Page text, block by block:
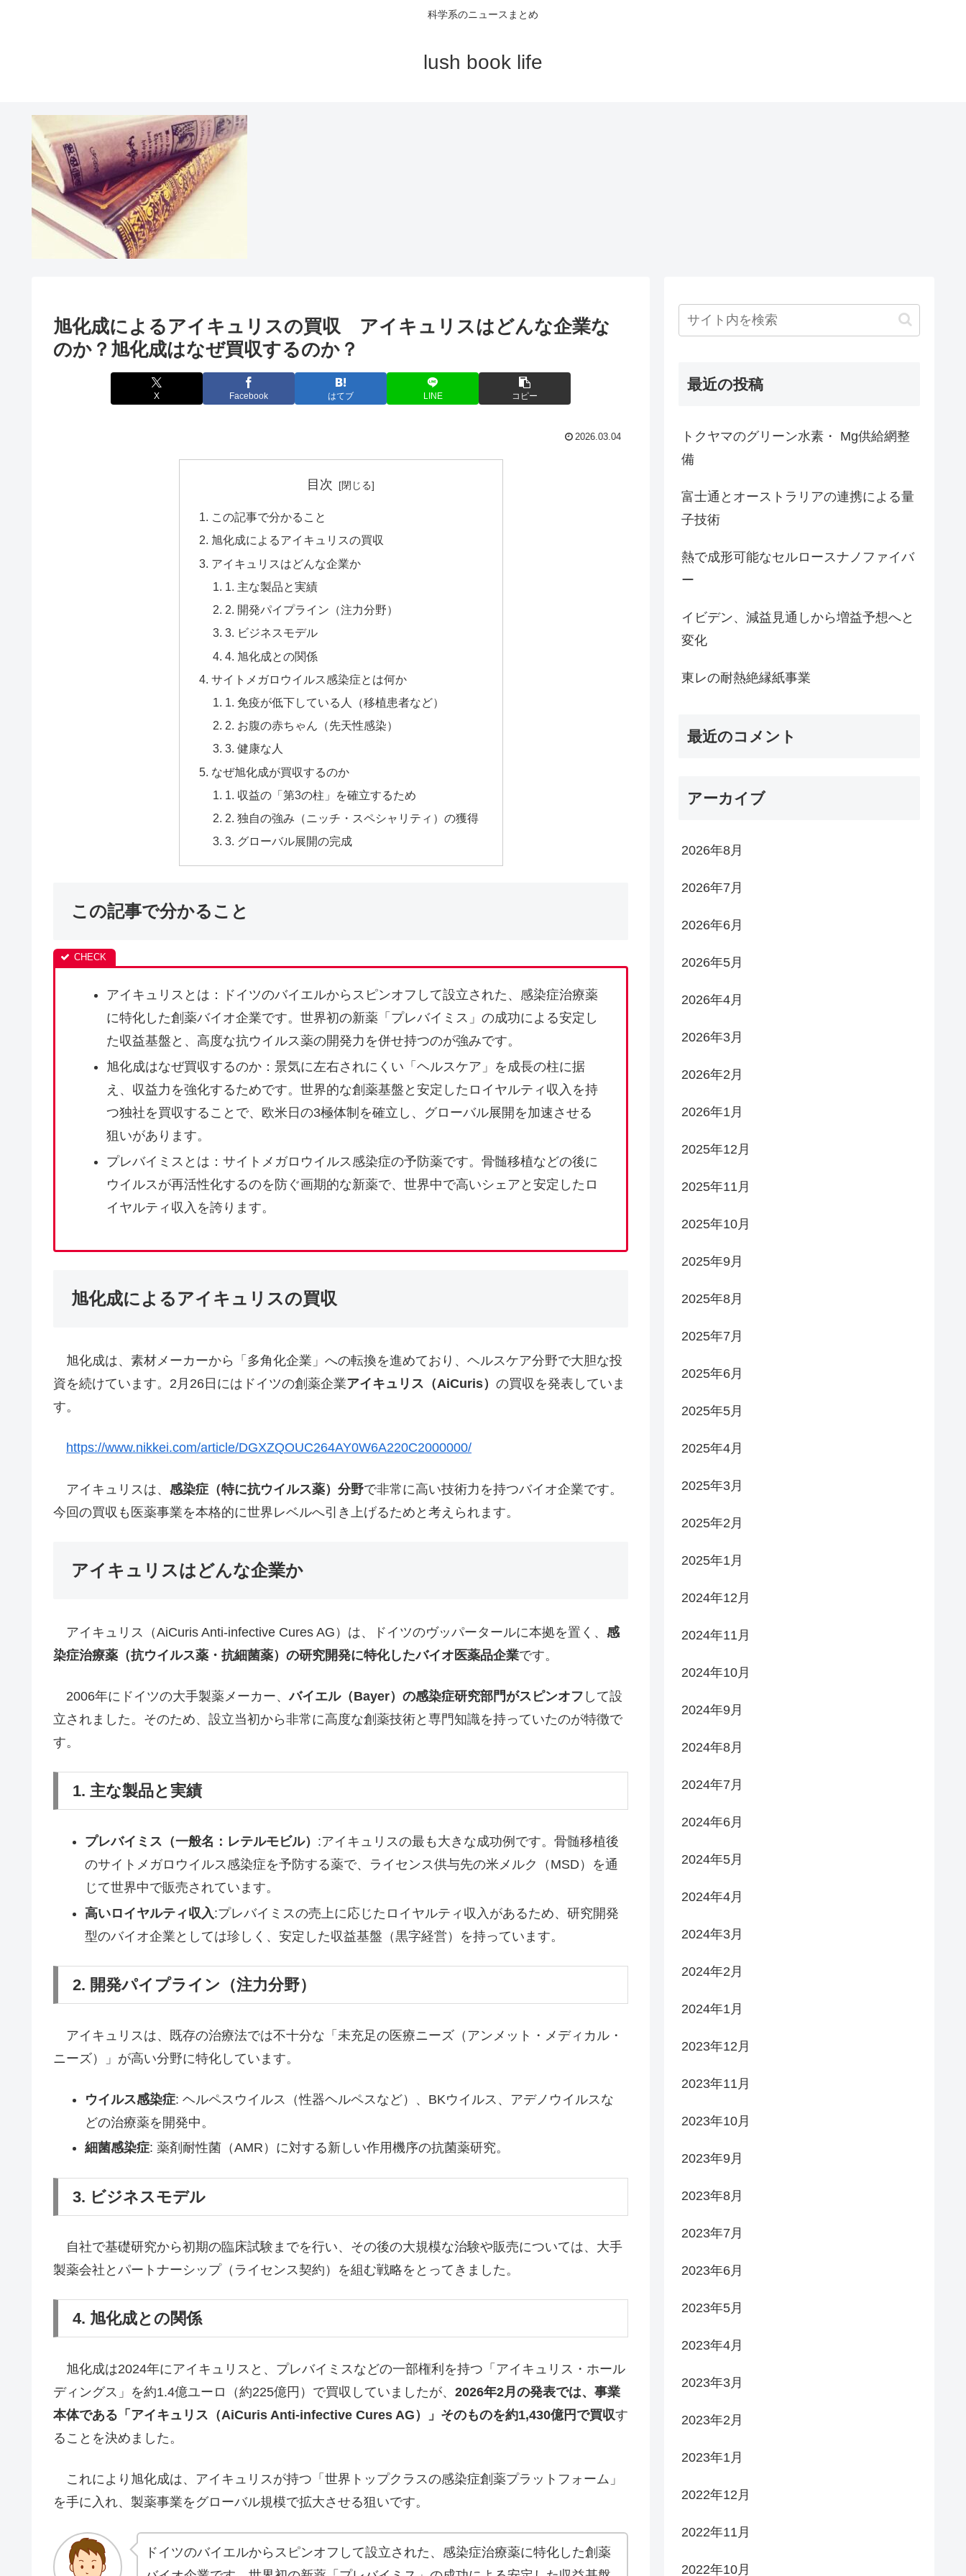
科学系のニュースまとめ
lush book life
旭化成によるアイキュリスの買収 アイキュリスはどんな企業な
のか？旭化成はなぜ買収するのか？
X Facebook はてブ LINE コピー
2026.03.04
目次
この記事で分かること
旭化成によるアイキュリスの買収
アイキュリスはどんな企業か
1. 主な製品と実績
2. 開発パイプライン（注力分野）
3. ビジネスモデル
4. 旭化成との関係
サイトメガロウイルス感染症とは何か
1. 免疫が低下している人（移植患者など）
2. お腹の赤ちゃん（先天性感染）
3. 健康な人
なぜ旭化成が買収するのか
1. 収益の「第3の柱」を確立するため
2. 独自の強み（ニッチ・スペシャリティ）の獲得
3. グローバル展開の完成
この記事で分かること
アイキュリスとは：ドイツのバイエルからスピンオフして設立された、感染症治療薬
に特化した創薬バイオ企業です。世界初の新薬「プレバイミス」の成功による安定し
た収益基盤と、高度な抗ウイルス薬の開発力を併せ持つのが強みです。
旭化成はなぜ買収するのか：景気に左右されにくい「ヘルスケア」を成長の柱に据
え、収益力を強化するためです。世界的な創薬基盤と安定したロイヤルティ収入を持
つ独社を買収することで、欧米日の3極体制を確立し、グローバル展開を加速させる
狙いがあります。
プレバイミスとは：サイトメガロウイルス感染症の予防薬です。骨髄移植などの後に
ウイルスが再活性化するのを防ぐ画期的な新薬で、世界中で高いシェアと安定したロ
イヤルティ収入を誇ります。
旭化成によるアイキュリスの買収
旭化成は、素材メーカーから「多角化企業」への転換を進めており、ヘルスケア分野で大胆な投
資を続けています。2月26日にはドイツの創薬企業アイキュリス（AiCuris） の買収を発表していま
す。
https://www.nikkei.com/article/DGXZQOUC264AY0W6A220C2000000/
アイキュリスは、 感染症（特に抗ウイルス薬）分野で非常に高い技術力を持つバイオ企業です。
今回の買収も医薬事業を本格的に世界レベルへ引き上げるためと考えられます。
アイキュリスはどんな企業か
アイキュリス（AiCuris Anti-infective Cures AG）は、ドイツのヴッパータールに本拠を置く、 感
染症治療薬（抗ウイルス薬・抗細菌薬）の研究開発に特化したバイオ医薬品企業です。
2006年にドイツの大手製薬メーカー、バイエル（Bayer）の感染症研究部門がスピンオフ して設
立されました。そのため、設立当初から非常に高度な創薬技術と専門知識を持っていたのが特徴で
す。
1. 主な製品と実績
プレバイミス（一般名：レテルモビル） :アイキュリスの最も大きな成功例です。骨髄移植後
のサイトメガロウイルス感染症を予防する薬で、ライセンス供与先の米メルク（MSD）を通
じて世界中で販売されています。
高いロイヤルティ収入:プレバイミスの売上に応じたロイヤルティ収入があるため、研究開発
型のバイオ企業としては珍しく、安定した収益基盤（黒字経営）を持っています。
2. 開発パイプライン（注力分野）
アイキュリスは、既存の治療法では不十分な「未充足の医療ニーズ（アンメット・メディカル・
ニーズ）」が高い分野に特化しています。
ウイルス感染症: ヘルペスウイルス（性器ヘルペスなど）、BKウイルス、アデノウイルスな
どの治療薬を開発中。
細菌感染症: 薬剤耐性菌（AMR）に対する新しい作用機序の抗菌薬研究。
3. ビジネスモデル
自社で基礎研究から初期の臨床試験までを行い、その後の大規模な治験や販売については、大手
製薬会社とパートナーシップ（ライセンス契約）を組む戦略をとってきました。
4. 旭化成との関係
旭化成は2024年にアイキュリスと、プレバイミスなどの一部権利を持つ「アイキュリス・ホール
ディングス」を約1.4億ユーロ（約225億円）で買収していましたが、 2026年2月の発表では、事業
本体である「アイキュリス（AiCuris Anti-infective Cures AG）」そのものを約1,430億円で買収す
ることを決めました。
これにより旭化成は、アイキュリスが持つ「世界トップクラスの感染症創薬プラットフォーム」
を手に入れ、製薬事業をグローバル規模で拡大させる狙いです。
ドイツのバイエルからスピンオフして設立された、感染症治療薬に特化した創薬
最近の投稿
トクヤマのグリーン水素・ Mg供給網整
備
富士通とオーストラリアの連携による量
子技術
熱で成形可能なセルロースナノファイバ
ー
イビデン、減益見通しから増益予想へと
変化
東レの耐熱絶縁紙事業
最近のコメント
アーカイブ
2026年8月
2026年7月
2026年6月
2026年5月
2026年4月
2026年3月
2026年2月
2026年1月
2025年12月
2025年11月
2025年10月
2025年9月
2025年8月
2025年7月
2025年6月
2025年5月
2025年4月
2025年3月
2025年2月
2025年1月
2024年12月
2024年11月
2024年10月
2024年9月
2024年8月
2024年7月
2024年6月
2024年5月
2024年4月
2024年3月
2024年2月
2024年1月
2023年12月
2023年11月
2023年10月
2023年9月
2023年8月
2023年7月
2023年6月
2023年5月
2023年4月
2023年3月
2023年2月
2023年1月
2022年12月
2022年11月
2022年10月